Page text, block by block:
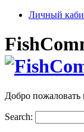
Личный
Добро
Search: